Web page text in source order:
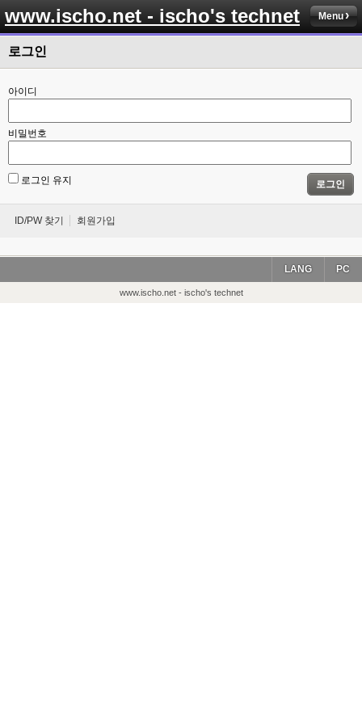
www.ischo.net - ischo's technet Menu
로그인
아이디
비밀번호
로그인 유지 로그인
ID/PW 찾기 회원가입
PC
LANG
www.ischo.net - ischo's technet